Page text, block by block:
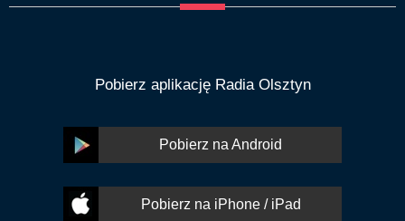
Pobierz aplikację Radia Olsztyn
Pobierz na Android
Pobierz na iPhone / iPad